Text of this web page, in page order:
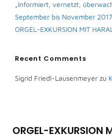
ORGEL-EXKURSION
„Informiert, vernetzt,
September bis November 2017
ORGEL-EXKURSION MIT
Recent Comments
Sigrid Friedl-Lausenmeyer zu